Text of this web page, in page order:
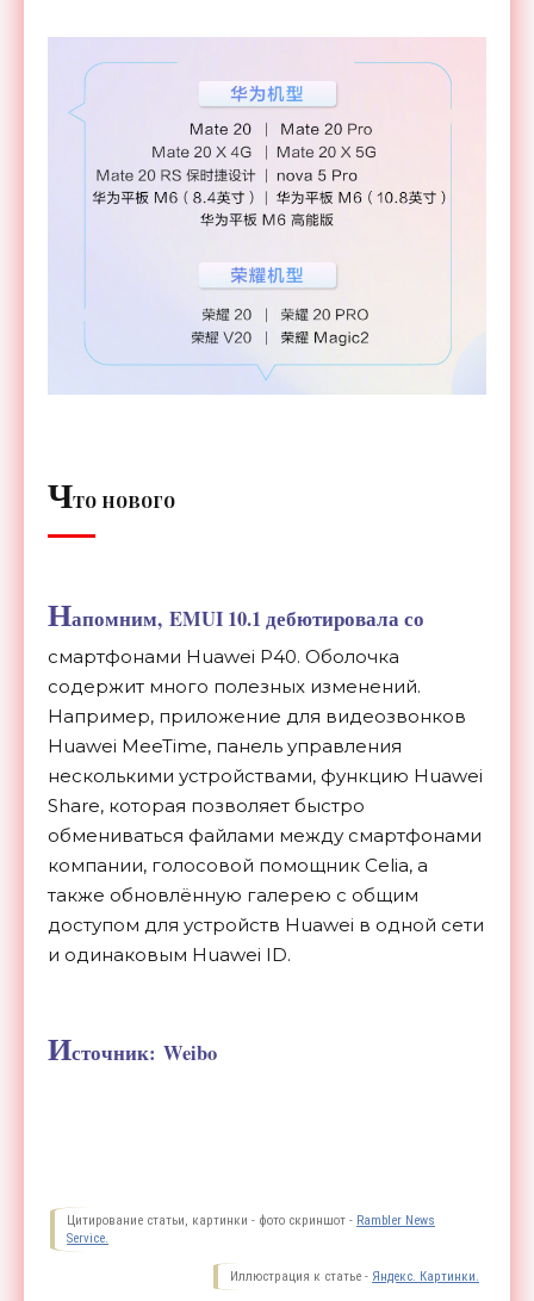
Что нового
Напомним, EMUI 10.1 дебютировала со
смартфонами Huawei P40. Оболочка
содержит много полезных изменений.
Например, приложение для видеозвонков
Huawei MeeTime, панель управления
несколькими устройствами, функцию Huawei
Share, которая позволяет быстро
обмениваться файлами между смартфонами
компании, голосовой помощник Celia, а
также обновлённую галерею c общим
доступом для устройств Huawei в одной сети
и одинаковым Huawei ID.
Источник: Weibo
Цитирование статьи, картинки - фото скриншот - Rambler News
Service.
Иллюстрация к статье - Яндекс. Картинки.